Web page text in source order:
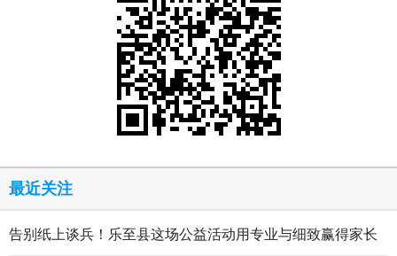
最近关注
告别纸上谈兵！乐至县这场公益活动用专业与细致赢得家长